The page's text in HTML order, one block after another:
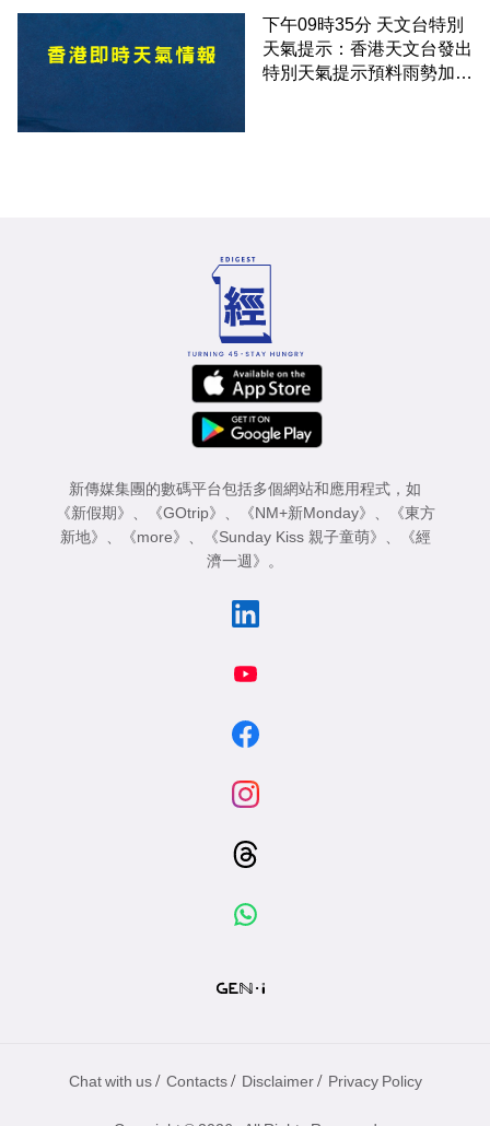
下午09時35分 天文台特別
天氣提示：香港天文台發出
特別天氣提示預料雨勢加劇
新傳媒集團的數碼平台包括多個網站和應用程式，如
《新假期》 、 《GOtrip》 、 《NM+新Monday》 、
《東方
新地》 、 《more》 、 《Sunday Kiss 親子童萌》 、
《經
濟一週》 。
Chat with us / Contacts / Disclaimer / Privacy Policy